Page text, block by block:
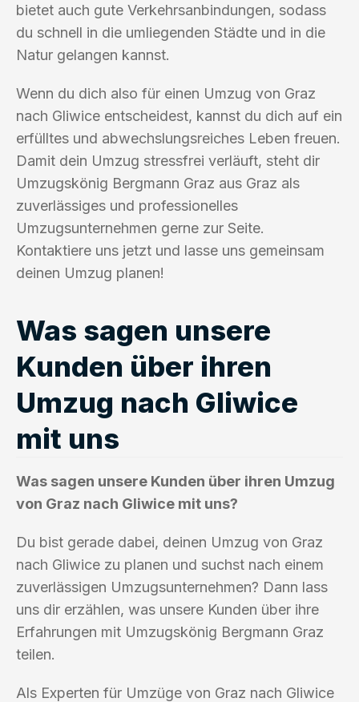
bietet auch gute Verkehrsanbindungen, sodass
du schnell in die umliegenden Städte und in die
Natur gelangen kannst.
Wenn du dich also für einen Umzug von Graz
nach Gliwice entscheidest, kannst du dich auf ein
erfülltes und abwechslungsreiches Leben freuen.
Damit dein Umzug stressfrei verläuft, steht dir
Umzugskönig Bergmann Graz aus Graz als
zuverlässiges und professionelles
Umzugsunternehmen gerne zur Seite.
Kontaktiere uns jetzt und lasse uns gemeinsam
deinen Umzug planen!
Was sagen unsere
Kunden über ihren
Umzug nach Gliwice
mit uns
Was sagen unsere Kunden über ihren Umzug
von Graz nach Gliwice mit uns?
Du bist gerade dabei, deinen Umzug von Graz
nach Gliwice zu planen und suchst nach einem
zuverlässigen Umzugsunternehmen? Dann lass
uns dir erzählen, was unsere Kunden über ihre
Erfahrungen mit Umzugskönig Bergmann Graz
teilen.
Als Experten für Umzüge von Graz nach Gliwice